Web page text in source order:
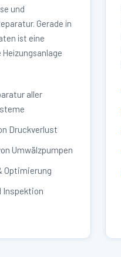
und
Gerade in
ist eine
aller
Druckverlust
Umwälzpumpen
Optimierung
Inspektion